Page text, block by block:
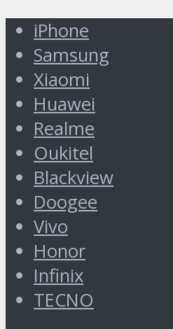
iPhone
Samsung
Xiaomi
Huawei
Realme
Oukitel
Blackview
Doogee
Vivo
Honor
Infinix
TECNO